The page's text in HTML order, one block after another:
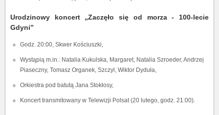
Urodzinowy koncert „Zaczęło się od morza - 100-lecie
Gdyni”
Godz. 20:00, Skwer Kościuszki,
Wystąpią m.in.: Natalia Kukulska, Margaret, Natalia Szroeder, Andrzej
Piaseczny, Tomasz Organek, Szczyl, Wiktor Dyduła,
Orkiestra pod batutą Jana Stokłosy,
Koncert transmitowany w Telewizji Polsat (20 lutego, godz. 21:00).